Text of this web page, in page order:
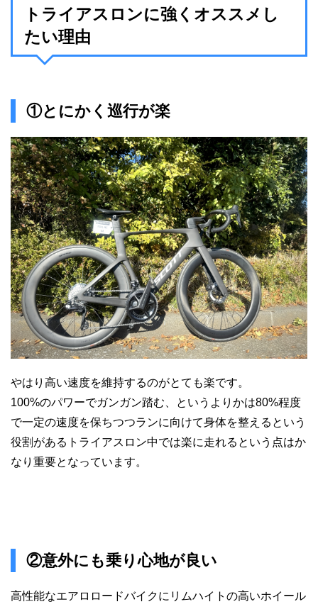
トライアスロンに強くオススメし
たい理由
①とにかく巡行が楽
やはり高い速度を維持するのがとても楽です。
100%のパワーでガンガン踏む、というよりかは80%程度
で一定の速度を保ちつつランに向けて身体を整えるという
役割があるトライアスロン中では楽に走れるという点はか
なり重要となっています。
②意外にも乗り心地が良い
高性能なエアロロードバイクにリムハイトの高いホイール